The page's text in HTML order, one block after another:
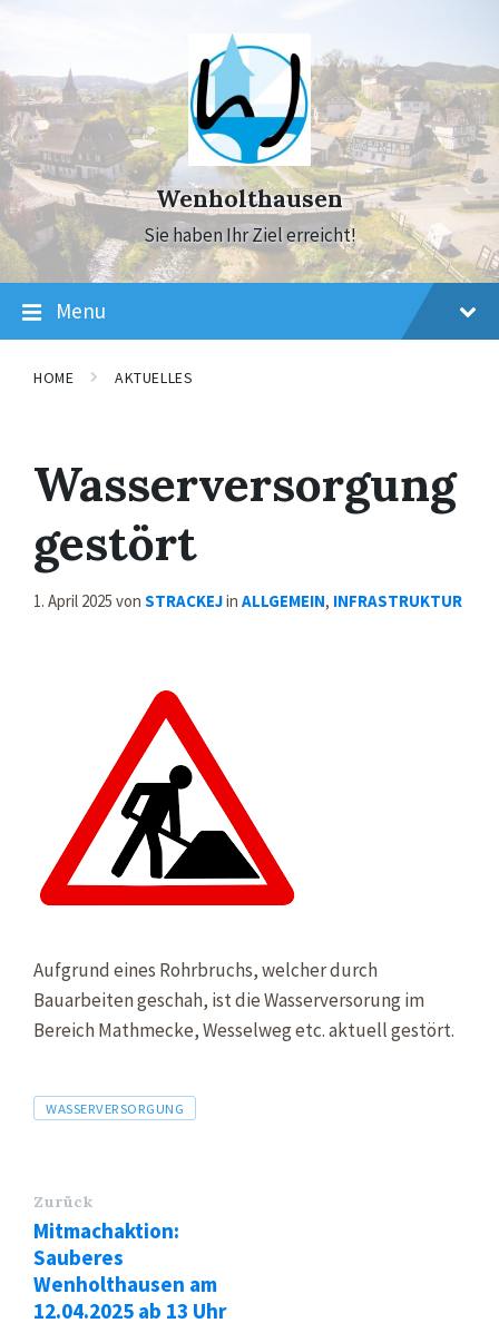
navigation
Wenholthausen
Sie haben Ihr Ziel erreicht!
Menu
HOME AKTUELLES
Wasserversorgung
gestört
1. April 2025 von STRACKEJin ALLGEMEIN, INFRASTRUKTUR
Aufgrund eines Rohrbruchs, welcher durch
Bauarbeiten geschah, ist die Wasserversorung im
Bereich Mathmecke, Wesselweg etc. aktuell gestört.
Tags
WASSERVERSORGUNG
Zurück
Mitmachaktion:
Sauberes
Wenholthausen am
12.04.2025 ab 13 Uhr